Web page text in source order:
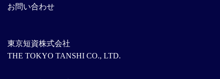
東京短資株式会社
THE TOKYO TANSHI CO., LTD.
お問い合わせ